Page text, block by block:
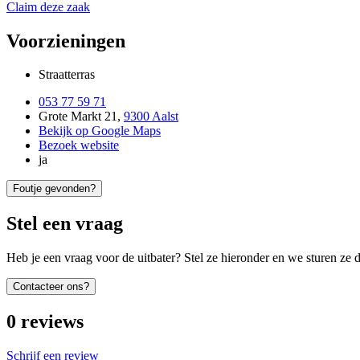
Claim deze zaak
Voorzieningen
Straatterras
053 77 59 71
Grote Markt 21, 9300 Aalst
Bekijk op Google Maps
Bezoek website
ja
Foutje gevonden?
Stel een vraag
Heb je een vraag voor de uitbater? Stel ze hieronder en we sturen ze
Contacteer ons?
0 reviews
Schrijf een review